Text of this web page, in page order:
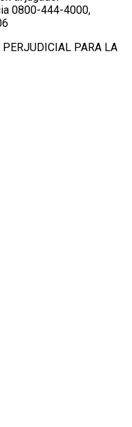
0800-444-4000,
PARA LA